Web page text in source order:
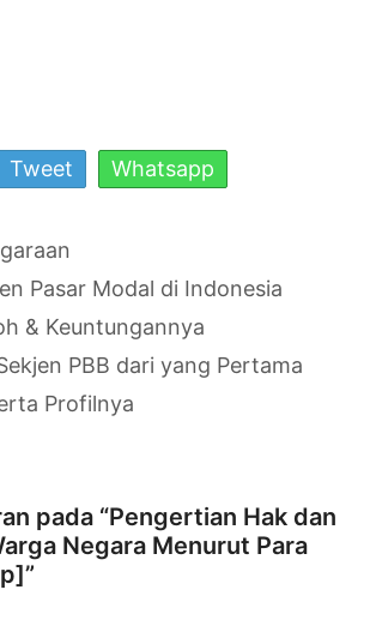
Tweet Whatsapp
Pasar Modal di Indonesia
& Keuntungannya
PBB dari yang Pertama
Profilnya
pada “Pengertian Hak dan
Negara Menurut Para